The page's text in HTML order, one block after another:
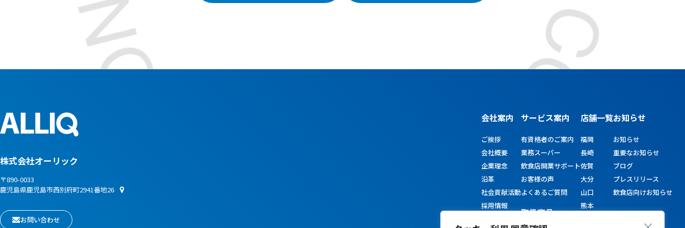
株式会社オーリック
〒890-0033
鹿児島県鹿児島市西別府町2941番地26
お問い合わせ
会社案内
ご挨拶
会社概要
企業理念
沿革
社会貢献活動
採用情報
サービス案内
有資格者のご案内
業務スーパー
飲食店開業サポート
お客様の声
よくあるご質問
取扱商品
店舗一覧
福岡
長崎
佐賀
大分
山口
熊本
お知らせ
お知らせ
重要なお知らせ
ブログ
プレスリリース
飲食店向けお知らせ